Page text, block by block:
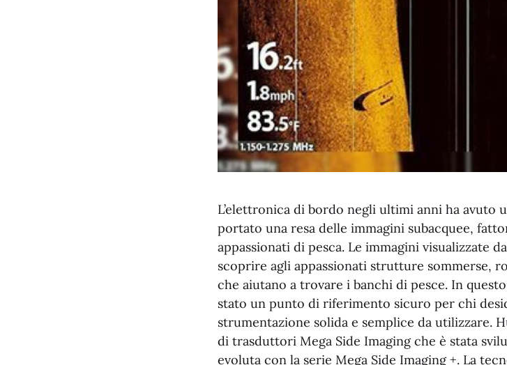
L’elettronica di bordo negli ultimi anni ha avuto
portato una resa delle immagini subacquee,
appassionati di pesca. Le immagini visualizzate
scoprire agli appassionati strutture sommerse,
che aiutano a trovare i banchi di pesce. In
stato un punto di riferimento sicuro per chi
strumentazione solida e semplice da utilizzare.
di trasduttori Mega Side Imaging che è stata
evoluta con la serie Mega Side Imaging +. La